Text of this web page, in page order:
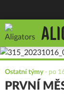
Ostatní týmy - po
PRVNÍ